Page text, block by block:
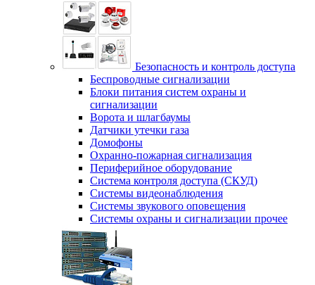
Безопасность и контроль доступа
Беспроводные сигнализации
Блоки питания систем охраны и
сигнализации
Ворота и шлагбаумы
Датчики утечки газа
Домофоны
Охранно-пожарная сигнализация
Периферийное оборудование
Система контроля доступа (СКУД)
Системы видеонаблюдения
Системы звукового оповещения
Системы охраны и сигнализации прочее